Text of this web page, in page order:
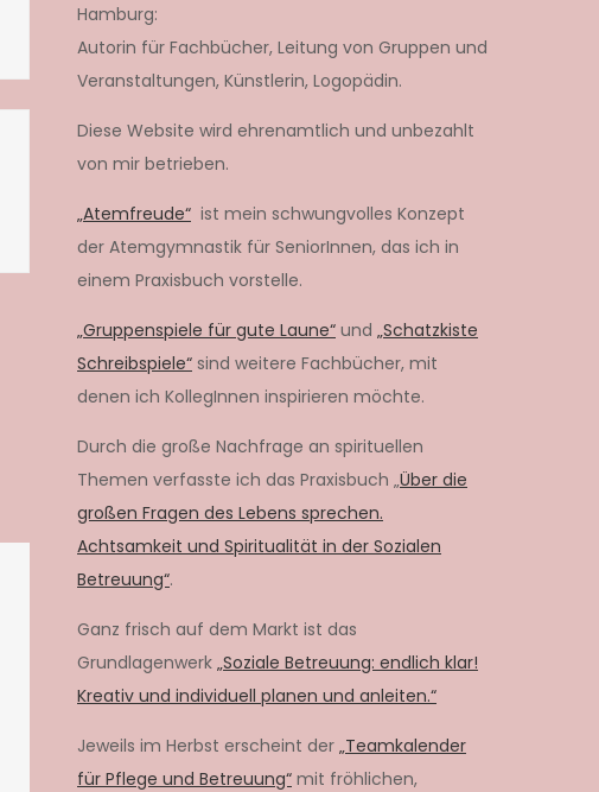
Hamburg:
Autorin für Fachbücher, Leitung von Gruppen und
Veranstaltungen, Künstlerin, Logopädin.
Diese Website wird ehrenamtlich und unbezahlt
von mir betrieben.
„Atemfreude“ ist mein schwungvolles Konzept
der Atemgymnastik für SeniorInnen, das ich in
einem Praxisbuch vorstelle.
„Gruppenspiele für gute Laune“ und „Schatzkiste
Schreibspiele“ sind weitere Fachbücher, mit
denen ich KollegInnen inspirieren möchte.
Durch die große Nachfrage an spirituellen
Themen verfasste ich das Praxisbuch „Über die
großen Fragen des Lebens sprechen.
Achtsamkeit und Spiritualität in der Sozialen
Betreuung“.
Ganz frisch auf dem Markt ist das
Grundlagenwerk „Soziale Betreuung: endlich klar!
Kreativ und individuell planen und anleiten.“
Jeweils im Herbst erscheint der „Teamkalender
für Pflege und Betreuung“ mit fröhlichen,